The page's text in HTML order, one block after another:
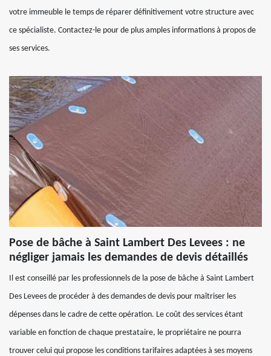
votre immeuble le temps de réparer définitivement votre structure avec
ce spécialiste. Contactez-le pour de plus amples informations à propos de
ses services.
Pose de bâche à Saint Lambert Des Levees : ne
négliger jamais les demandes de devis détaillés
Il est conseillé par les professionnels de la pose de bâche à Saint Lambert
Des Levees de procéder à des demandes de devis pour maîtriser les
dépenses dans le cadre de cette opération. Le coût des services étant
variable en fonction de chaque prestataire, le propriétaire ne pourra
trouver celui qui propose les conditions tarifaires adaptées à ses moyens